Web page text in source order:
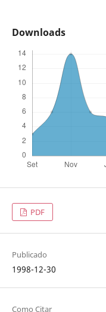
Downloads
PDF
Publicado
1998-12-30
Como Citar